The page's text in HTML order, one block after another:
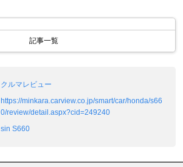
記事一覧
クルマレビュー
https://minkara.carview.co.jp/smart/car/honda/s66
0/review/detail.aspx?cid=249240
sin S660